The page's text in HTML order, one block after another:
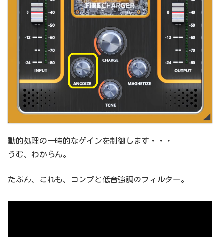
動的処理の一時的なゲインを制御します・・・
うむ、わからん。
たぶん、これも、コンプと低音強調のフィルター。